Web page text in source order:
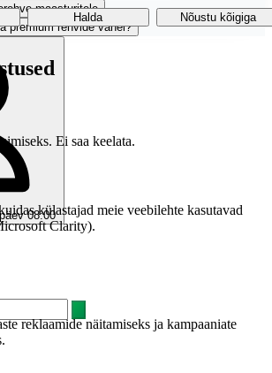
maasturitele
premium rehvide vahel?
08:00
Halda Nõustu kõigiga
Ei saa keelata.
külastajad meie veebilehte kasutavad
Clarity).
reklaamide näitamiseks ja kampaaniate